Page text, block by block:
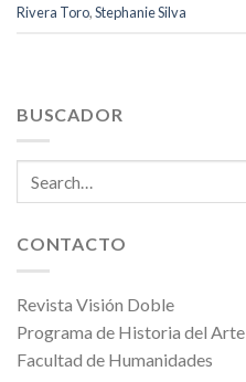
Rivera Toro,Stephanie Silva
BUSCADOR
CONTACTO
Revista Visión Doble
Programa de Historia del Arte
Facultad de Humanidades